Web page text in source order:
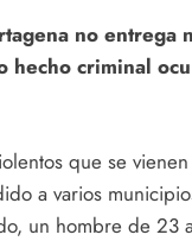
no entrega
hecho criminal
que se
a varios
un hombre de 23